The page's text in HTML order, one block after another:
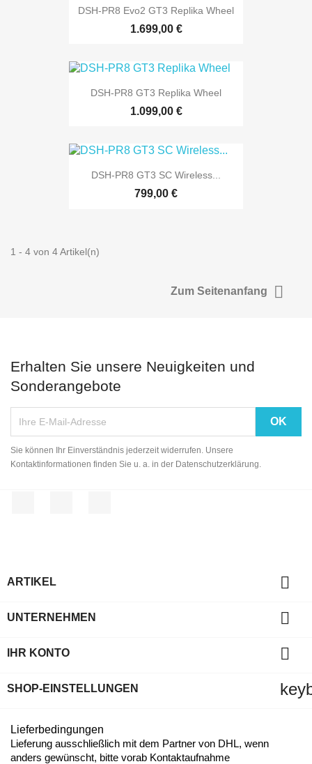
DSH-PR8 Evo2 GT3 Replika Wheel
1.699,00 €
DSH-PR8 GT3 Replika Wheel
1.099,00 €
DSH-PR8 GT3 SC Wireless...
799,00 €
1 - 4 von 4 Artikel(n)
Zum Seitenanfang 
Erhalten Sie unsere Neuigkeiten und
Sonderangebote
Sie können Ihr Einverständnis jederzeit widerrufen. Unsere
Kontaktinformationen finden Sie u. a. in der Datenschutzerklärung.
ARTIKEL 
UNTERNEHMEN 
IHR KONTO 
SHOP-EINSTELLUNGEN
Lieferbedingungen
Lieferung ausschließlich mit dem Partner von DHL, wenn
anders gewünscht, bitte vorab Kontaktaufnahme